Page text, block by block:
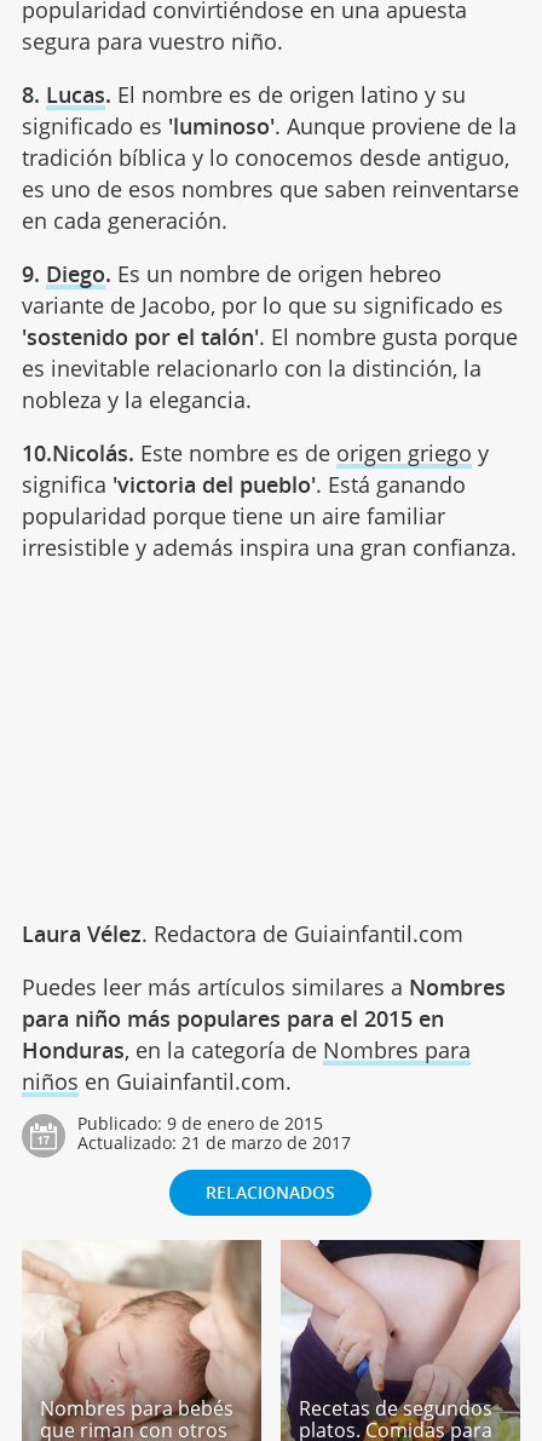
popularidad convirtiéndose en una apuesta
segura para vuestro niño.
8. Lucas. El nombre es de origen latino y su
significado es 'luminoso'. Aunque proviene de la
tradición bíblica y lo conocemos desde antiguo,
es uno de esos nombres que saben reinventarse
en cada generación.
9. Diego. Es un nombre de origen hebreo
variante de Jacobo, por lo que su significado es
'sostenido por el talón'. El nombre gusta porque
es inevitable relacionarlo con la distinción, la
nobleza y la elegancia.
10.Nicolás. Este nombre es de origen griego y
significa 'victoria del pueblo'. Está ganando
popularidad porque tiene un aire familiar
irresistible y además inspira una gran confianza.
Laura Vélez. Redactora de Guiainfantil.com
Puedes leer más artículos similares a Nombres
para niño más populares para el 2015 en
Honduras, en la categoría de Nombres para
niños en Guiainfantil.com.
Publicado: 9 de enero de 2015
Actualizado: 21 de marzo de 2017
RELACIONADOS
Nombres para bebés
que riman con otros
Recetas de segundos
platos. Comidas para